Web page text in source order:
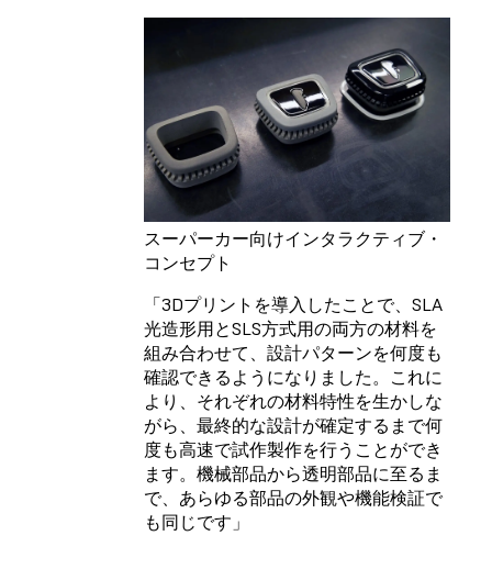
スーパーカー向けインタラクティブ・
コンセプト
「3Dプリントを導入したことで、SLA
光造形用とSLS方式用の両方の材料を
組み合わせて、設計パターンを何度も
確認できるようになりました。これに
より、それぞれの材料特性を生かしな
がら、最終的な設計が確定するまで何
度も高速で試作製作を行うことができ
ます。機械部品から透明部品に至るま
で、あらゆる部品の外観や機能検証で
も同じです」